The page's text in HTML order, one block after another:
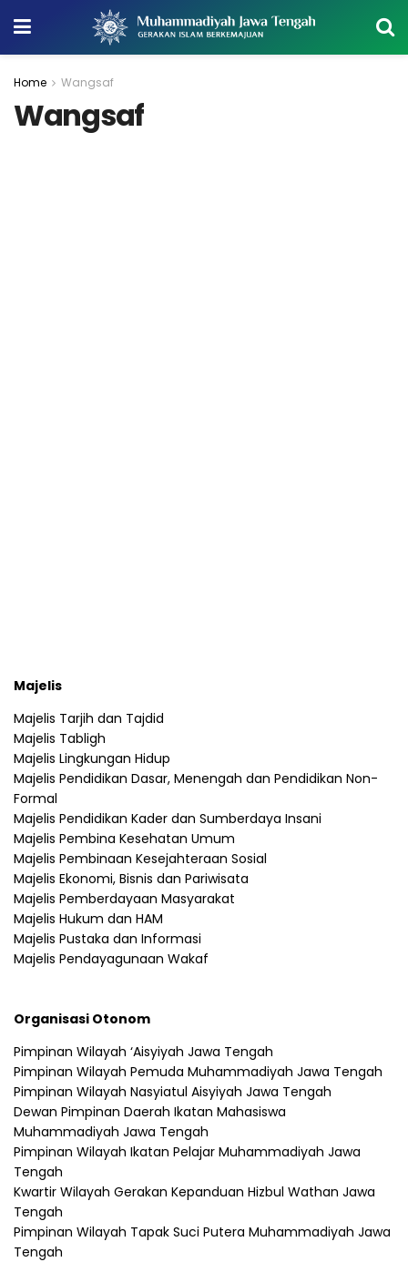
Home Wangsaf
Wangsaf
Majelis
Majelis Tarjih dan Tajdid
Majelis Tabligh
Majelis Lingkungan Hidup
Majelis Pendidikan Dasar, Menengah dan Pendidikan Non-
Formal
Majelis Pendidikan Kader dan Sumberdaya Insani
Majelis Pembina Kesehatan Umum
Majelis Pembinaan Kesejahteraan Sosial
Majelis Ekonomi, Bisnis dan Pariwisata
Majelis Pemberdayaan Masyarakat
Majelis Hukum dan HAM
Majelis Pustaka dan Informasi
Majelis Pendayagunaan Wakaf
Organisasi Otonom
Pimpinan Wilayah ‘Aisyiyah Jawa Tengah
Pimpinan Wilayah Pemuda Muhammadiyah Jawa Tengah
Pimpinan Wilayah Nasyiatul Aisyiyah Jawa Tengah
Dewan Pimpinan Daerah Ikatan Mahasiswa
Muhammadiyah Jawa Tengah
Pimpinan Wilayah Ikatan Pelajar Muhammadiyah Jawa
Tengah
Kwartir Wilayah Gerakan Kepanduan Hizbul Wathan Jawa
Tengah
Pimpinan Wilayah Tapak Suci Putera Muhammadiyah Jawa
Tengah